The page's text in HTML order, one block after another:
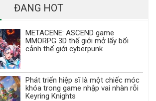
ĐANG HOT
METACENE: ASCEND game
MMORPG 3D thế giới mở lấy bối
cảnh thế giới cyberpunk
Phát triển hiệp sĩ là một chiếc móc
khóa trong game nhập vai nhàn rỗi
Keyring Knights